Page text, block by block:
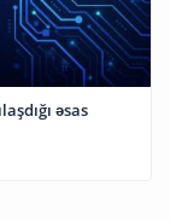
əsas